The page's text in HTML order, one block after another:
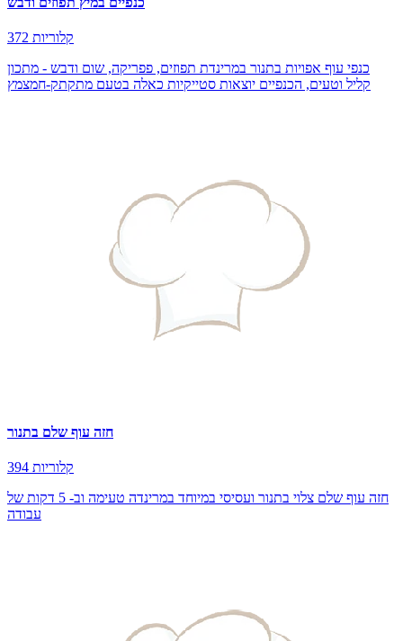
372 קלוריות
כנפי עוף אפויות בתנור במרינדת תפוזים, פפריקה, שום ודבש - מתכון
קליל וטעים, הכנפיים יוצאות סטייקיות כאלה בטעם מתקתק-חמצמץ
חזה עוף שלם בתנור
394 קלוריות
חזה עוף שלם צלוי בתנור ועסיסי במיוחד במרינדה טעימה וב- 5 דקות של
עבודה